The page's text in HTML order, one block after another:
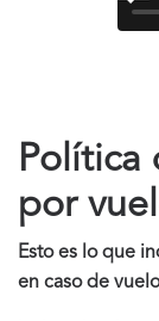
Política
por
Esto es lo que
en caso de